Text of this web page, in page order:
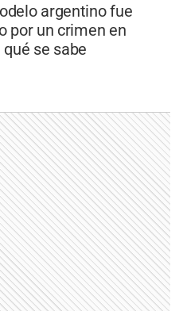
argentino fue
por un crimen en
qué se sabe